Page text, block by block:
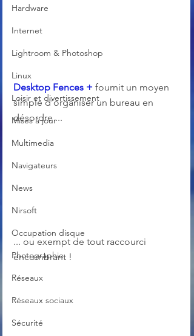
Hardware
Internet
Lightroom & Photoshop
Linux
Loisir et divertissement
Mises à jour
Multimedia
Navigateurs
News
Nirsoft
Occupation disque
Photographie
Réseaux
Réseaux sociaux
Sécurité
Desktop Fences + fournit un moyen
simple d’organiser un bureau en
désordre ...
... ou exempt de tout raccourci
encombrant !